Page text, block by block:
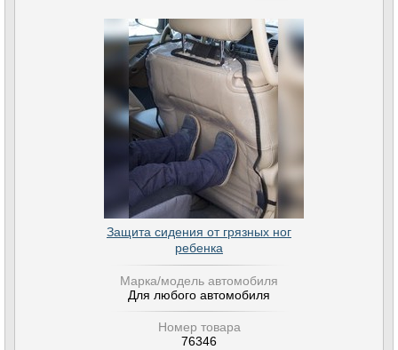
Защита сидения от грязных ног
ребенка
Марка/модель автомобиля
Для любого автомобиля
Номер товара
76346